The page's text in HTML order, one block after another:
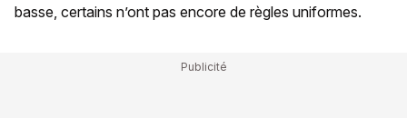
basse, certains n’ont pas encore de règles uniformes.